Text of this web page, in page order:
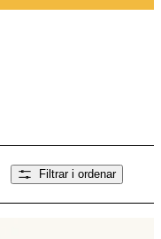
Filtrar i ordenar